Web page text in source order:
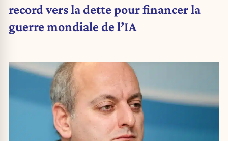
record vers la dette pour financer la
guerre mondiale de l’IA